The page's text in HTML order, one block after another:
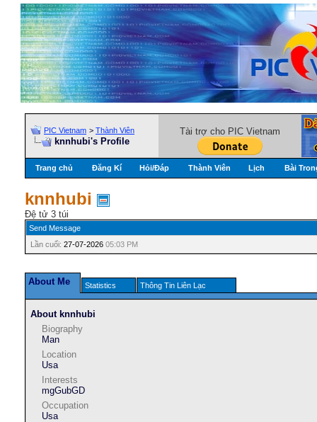
PIC Vietnam > Thành Viên
knnhubi's Profile
Tài trợ cho PIC Vietnam
Trang chủ Đăng Kí Hỏi/Ðáp Thành Viên Lịch Bài
knnhubi
Đệ tử 3 túi
Send Message
Lần cuối: 27-07-2026 05:03 PM
About Me Statistics Thông Tin Liên Lạc
About knnhubi
Biography
Man
Location
Usa
Interests
mgGubGD
Occupation
Usa